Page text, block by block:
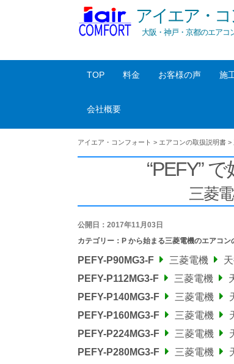
アイエア・
大阪・神戸・京都のエアコ
TOP 料金 お客様の声 施
会社概要
アイエア・コンフォート > エアコンの取扱説明書 >
“PEFY”
三菱
公開日：2017年11月03日
カテゴリー： P から始まる三菱電機のエアコン
PEFY-P90MG3-F 三菱電機
PEFY-P112MG3-F
三菱電機
PEFY-P140MG3-F
三菱電機
PEFY-P160MG3-F
三菱電機
PEFY-P224MG3-F
三菱電機
PEFY-P280MG3-F
三菱電機